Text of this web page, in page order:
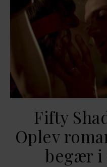
Fifty
Oplev
begær i